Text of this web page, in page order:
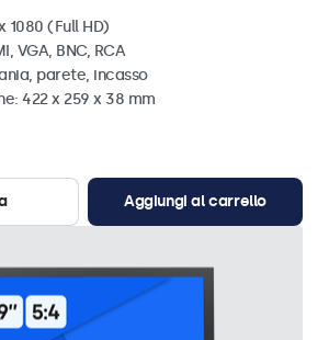
1080 (Full HD)
VGA, BNC, RCA
parete, incasso
422 x 259 x 38 mm
Aggiungi al carrello